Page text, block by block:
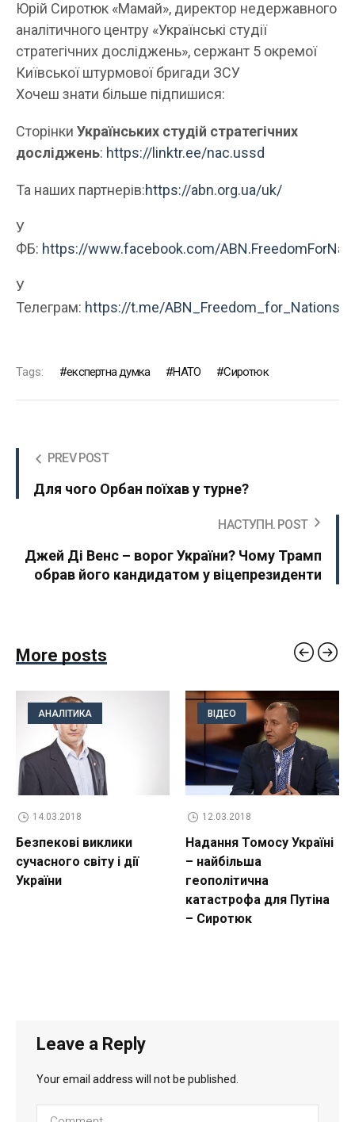
Юрій Сиротюк «Мамай», директор недержавного
аналітичного центру «Українські студії
стратегічних досліджень», сержант 5 окремої
Київської штурмової бригади ЗСУ
Хочеш знати більше підпишися:
Сторінки Українських студій стратегічних
досліджень: https://linktr.ee/nac.ussd
Та наших партнерів:https://abn.org.ua/uk/
У
ФБ: https://www.facebook.com/
У
Телеграм: https://t.me/ABN_Freedom_for_Nations
Tags: експертна думка НАТО Сиротюк
PREV POST
Для чого Орбан поїхав у турне?
НАСТУПН. POST
Джей Ді Венс – ворог України? Чому Трамп
обрав його кандидатом у віцепрезиденти
More posts
АНАЛІТИКА
14.03.2018
Безпекові виклики
сучасного світу і дії
України
ВІДЕО
12.03.2018
Надання Томосу Україні
– найбільша
геополітична
катастрофа для Путіна
– Сиротюк
Leave a Reply
Your email address will not be published.